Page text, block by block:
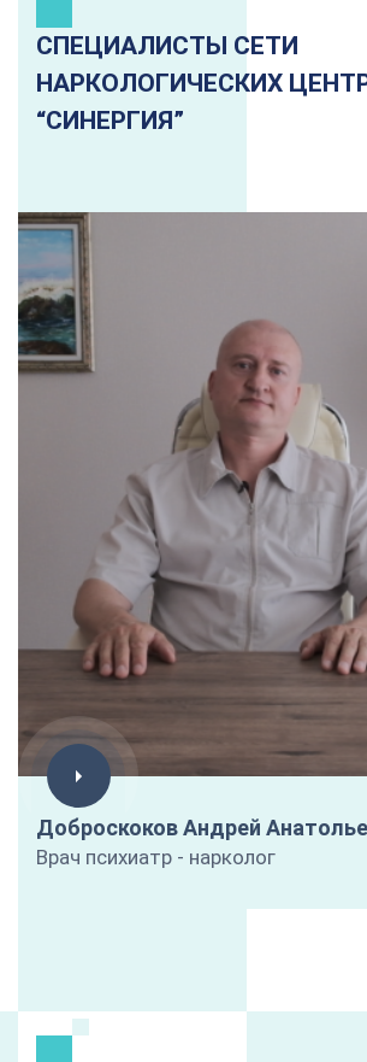
СПЕЦИАЛИСТЫ СЕТИ
НАРКОЛОГИЧЕСКИХ
“СИНЕРГИЯ”
Доброскоков Андрей
Врач психиатр - нарколог